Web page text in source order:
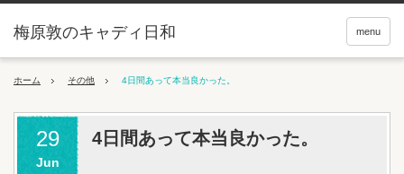
menu
梅原敦のキャディ日和
ホーム その他 4日間あって本当良かった。
29
Jun
4日間あって本当良かった。